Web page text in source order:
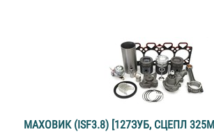
МАХОВИК (ISF3.8) [127ЗУБ, СЦЕПЛ